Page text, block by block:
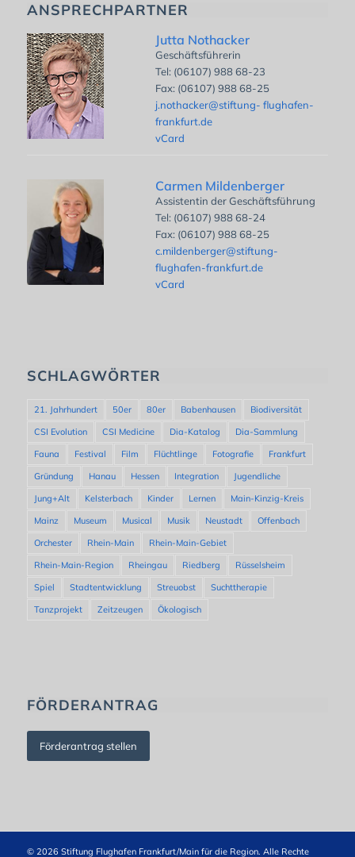
ANSPRECHPARTNER
Jutta Nothacker
Geschäftsführerin
Tel: (06107) 988 68-23
Fax: (06107) 988 68-25
j.nothacker@stiftung- flughafen-
frankfurt.de
vCard
Carmen Mildenberger
Assistentin der Geschäftsführung
Tel: (06107) 988 68-24
Fax: (06107) 988 68-25
c.mildenberger@stiftung-
flughafen-frankfurt.de
vCard
SCHLAGWÖRTER
21. Jahrhundert 50er 80er Babenhausen
Biodiversität
CSI Evolution
CSI Medicine Dia-Katalog
Dia-Sammlung
Fauna
Festival Film Flüchtlinge Fotografie
Frankfurt
Gründung
Hanau Hessen Integration
Jugendliche
Jung+Alt
Kelsterbach Kinder Lernen
Main-Kinzig-Kreis
Mainz
Museum Musical Musik Neustadt
Offenbach
Orchester
Rhein-Main
Rhein-Main-Gebiet
Rhein-Main-Region
Rheingau Riedberg
Rüsselsheim
Spiel
Stadtentwicklung Streuobst
Suchttherapie
Tanzprojekt
Zeitzeugen Ökologisch
FÖRDERANTRAG
Förderantrag stellen
© 2026 Stiftung Flughafen Frankfurt/Main für die Region. Alle Rechte